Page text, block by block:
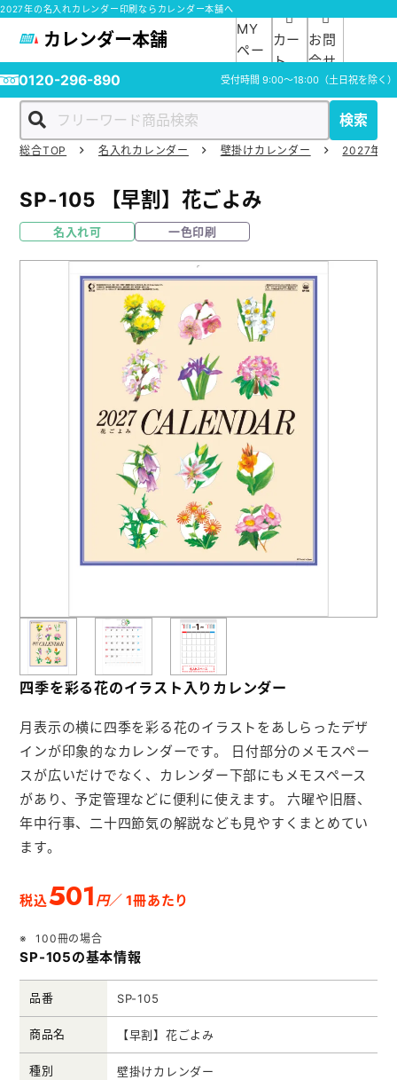
2027年の名入れカレンダー印刷ならカレンダー本舗へ
カレンダー本舗
検索
MY
ペー
ジ
カー
ト
お問
合せ
0120-296-890
受付時間 9:00～18:00 （土日祝を除く）
ご利用ガイド
お役立ち情報
よくあるご質問
会社概要 お問い合わせ
ポケットティッシュ本舗
カレンダー本舗
カイロ本舗
キャンディー本舗
ボックスティッシュ本舗
メモ帳本舗
うちわ本舗
ノベルティグッズ本舗
総合TOP 名入れカレンダー 壁掛けカレンダー 2027年の
SP-105 【早割】花ごよみ
名入れ可 一色印刷
四季を彩る花のイラスト入りカレンダー
月表示の横に四季を彩る花のイラストをあしらったデザ
インが印象的なカレンダーです。 日付部分のメモスペー
スが広いだけでなく、カレンダー下部にもメモスペース
があり、予定管理などに便利に使えます。 六曜や旧暦、
年中行事、二十四節気の解説なども見やすくまとめてい
ます。
税込501円／ 1冊あたり
100冊の場合
SP-105の基本情報
品番 SP-105
商品名 【早割】花ごよみ
種別 壁掛けカレンダー